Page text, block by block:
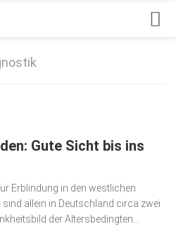
Gute Sicht bis ins
Erblindung in den westlichen
allein in Deutschland circa zwei
der Altersbedingten...